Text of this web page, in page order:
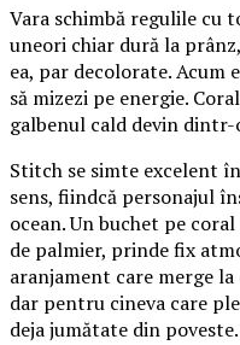
Vara schimbă regulile cu
uneori chiar dură la
ea, par decolorate. Acum
să mizezi pe energie.
galbenul cald devin
Stitch se simte excelent
sens, fiindcă personajul
ocean. Un buchet pe
de palmier, prinde fix
aranjament care merge
dar pentru cineva care
deja jumătate din poveste.